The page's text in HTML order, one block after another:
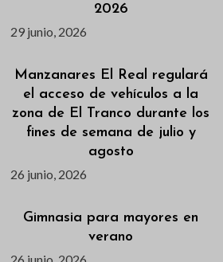
2026
29 junio, 2026
Manzanares El Real regulará
el acceso de vehículos a la
zona de El Tranco durante los
fines de semana de julio y
agosto
26 junio, 2026
Gimnasia para mayores en
verano
26 junio, 2026